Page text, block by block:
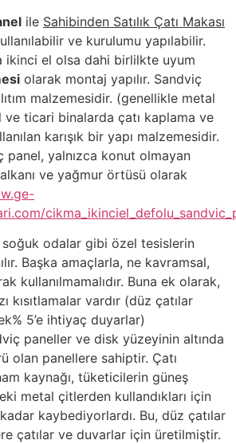
ile Sahibinden Satılık Çatı Makası
ve kurulumu yapılabilir.
ikinci el olsa dahi birlilkte uyum
olarak montaj yapılır. Sandviç
malzemesidir. (genellikle metal
ve ticari binalarda çatı kaplama ve
karışık bir yapı malzemesidir.
panel, yalnızca konut olmayan
ve yağmur örtüsü olarak
odalar gibi özel tesislerin
Başka amaçlarla, ne kavramsal,
kullanılmamalıdır. Buna ek olarak,
kısıtlamalar vardır (düz çatılar
5’e ihtiyaç duyarlar)
paneller ve disk yüzeyinin altında
olan panellere sahiptir. Çatı
kaynağı, tüketicilerin güneş
metal çitlerden kullandıkları için
kaybediyorlardı. Bu, düz çatılar
çatılar ve duvarlar için üretilmiştir.